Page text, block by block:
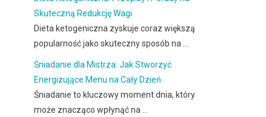
Skuteczną Redukcję Wagi
Dieta ketogeniczna zyskuje coraz większą
popularność jako skuteczny sposób na …
Śniadanie dla Mistrza: Jak Stworzyć
Energizujące Menu na Cały Dzień
Śniadanie to kluczowy moment dnia, który
może znacząco wpłynąć na …